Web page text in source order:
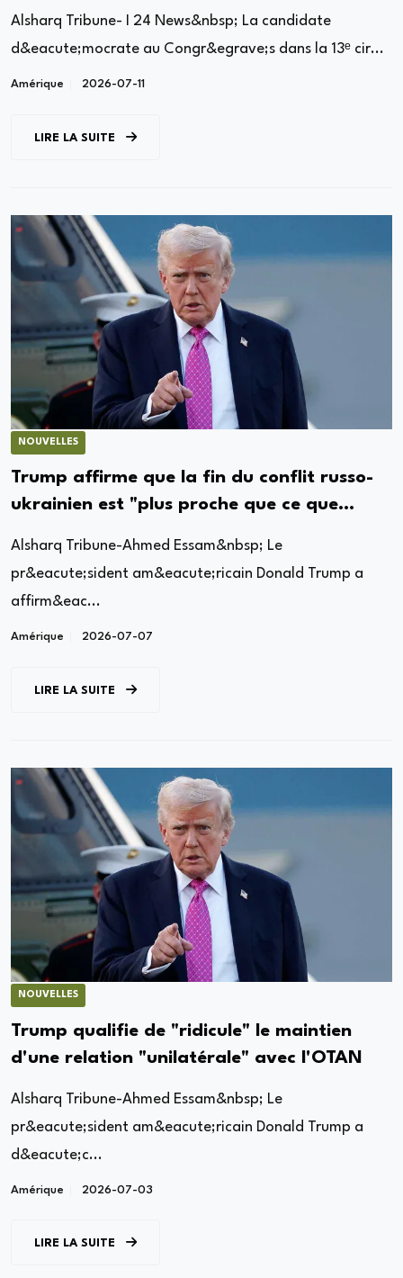
Alsharq Tribune- I 24 News&nbsp; La candidate
d&eacute;mocrate au Congr&egrave;s dans la 13ᵉ cir...
Amérique 2026-07-11
LIRE LA SUITE
NOUVELLES
Trump affirme que la fin du conflit russo-
ukrainien est "plus proche que ce que
Alsharq Tribune-Ahmed Essam&nbsp; Le
pr&eacute;sident am&eacute;ricain Donald Trump a
affirm&eac...
Amérique 2026-07-07
LIRE LA SUITE
NOUVELLES
Trump qualifie de "ridicule" le maintien
d'une relation "unilatérale" avec l'OTAN
Alsharq Tribune-Ahmed Essam&nbsp; Le
pr&eacute;sident am&eacute;ricain Donald Trump a
d&eacute;c...
Amérique 2026-07-03
LIRE LA SUITE